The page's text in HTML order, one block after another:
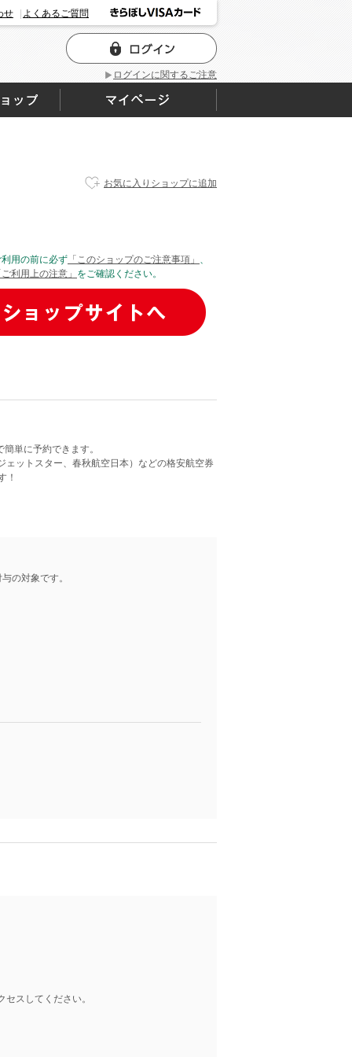
ログインに関するご注意
せ よくあるご質問
お気に入りショップに追加
利用の前に必ず 「このショップのご注意事項」 、
ご利用上の注意」 をご確認ください。
単に予約できます。
ットスター、春秋航空日本）などの格安航空券
！
の対象です。
スしてください。